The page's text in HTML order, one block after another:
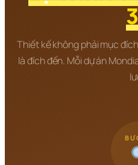
Thiết kế không phải mục
là đích đến. Mỗi dự án